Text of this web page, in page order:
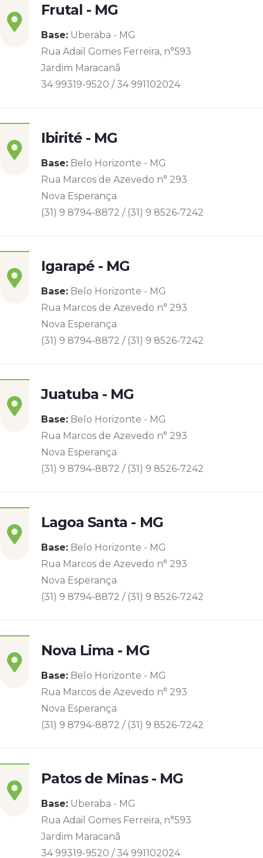
Frutal - MG
Base: Uberaba - MG
Rua Adail Gomes Ferreira, n°593
Jardim Maracanã
34 99319-9520 / 34 991102024
Ibirité - MG
Base: Belo Horizonte - MG
Rua Marcos de Azevedo n° 293
Nova Esperança
(31) 9 8794-8872 / (31) 9 8526-7242
Igarapé - MG
Base: Belo Horizonte - MG
Rua Marcos de Azevedo n° 293
Nova Esperança
(31) 9 8794-8872 / (31) 9 8526-7242
Juatuba - MG
Base: Belo Horizonte - MG
Rua Marcos de Azevedo n° 293
Nova Esperança
(31) 9 8794-8872 / (31) 9 8526-7242
Lagoa Santa - MG
Base: Belo Horizonte - MG
Rua Marcos de Azevedo n° 293
Nova Esperança
(31) 9 8794-8872 / (31) 9 8526-7242
Nova Lima - MG
Base: Belo Horizonte - MG
Rua Marcos de Azevedo n° 293
Nova Esperança
(31) 9 8794-8872 / (31) 9 8526-7242
Patos de Minas - MG
Base: Uberaba - MG
Rua Adail Gomes Ferreira, n°593
Jardim Maracanã
34 99319-9520 / 34 991102024